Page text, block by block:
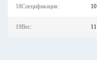
18Спецификация:
19Вес: